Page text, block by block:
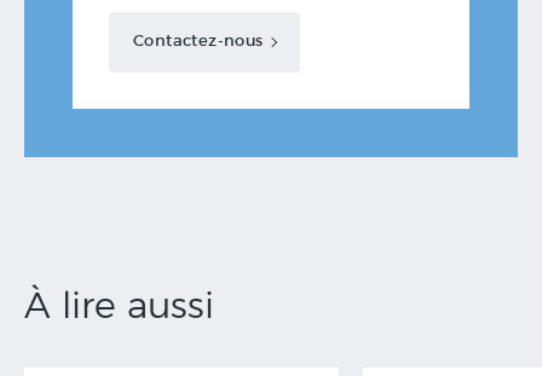
Contactez-nous
À lire aussi